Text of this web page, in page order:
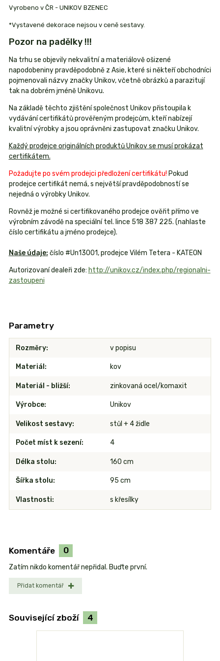
Vyrobeno v ČR - UNIKOV BZENEC
*Vystavené dekorace nejsou v ceně sestavy.
Pozor na padělky !!!
Na trhu se objevily nekvalitní a materiálově ošizené
napodobeniny pravděpodobně z Asie, které si někteří obchodníci
pojmenovali názvy značky Unikov, včetně obrázků a parazitují
tak na dobrém jméně Unikovu.
Na základě těchto zjištění společnost Unikov přistoupila k
vydávání certifikátů prověřeným prodejcům, kteří nabízejí
kvalitní výrobky a jsou oprávněni zastupovat značku Unikov.
Každý prodejce originálních produktů Unikov se musí prokázat
certifikátem.
Požadujte po svém prodejci předložení certifikátu! Pokud
prodejce certifikát nemá, s největší pravděpodobností se
nejedná o výrobky Unikov.
Rovněž je možné si certifikovaného prodejce ověřit přímo ve
výrobním závodě na speciální tel. lince 518 387 225. (nahlaste
číslo certifikátu a jméno prodejce).
Naše údaje: číslo #Un13001, prodejce Vilém Tetera - KATEON
Autorizovaní dealeři zde: http://unikov.cz/index.php/regionalni-
zastoupeni
Parametry
Rozměry v popisu
Materiál kov
Materiál - bližší zinkovaná ocel/komaxit
Výrobce Unikov
Velikost sestavy stůl + 4 židle
Počet míst k sezení 4
Délka stolu 160 cm
Šířka stolu 95 cm
Vlastnosti s křesílky
Komentáře 0
Zatím nikdo komentář nepřidal. Buďte první.
Přidat komentář
Související zboží 4